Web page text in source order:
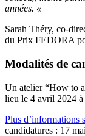
années. «
Sarah Théry, co-
du Prix FEDORA
Modalités de
Un atelier “How to
lieu le 4 avril 2024
Plus d’informations
candidatures : 17